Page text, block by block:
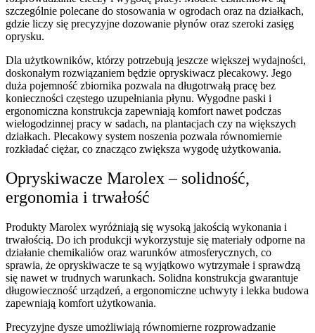
szczególnie polecane do stosowania w ogrodach oraz na działkach,
gdzie liczy się precyzyjne dozowanie płynów oraz szeroki zasięg
oprysku.
Dla użytkowników, którzy potrzebują jeszcze większej wydajności,
doskonałym rozwiązaniem będzie opryskiwacz plecakowy. Jego
duża pojemność zbiornika pozwala na długotrwałą pracę bez
konieczności częstego uzupełniania płynu. Wygodne paski i
ergonomiczna konstrukcja zapewniają komfort nawet podczas
wielogodzinnej pracy w sadach, na plantacjach czy na większych
działkach. Plecakowy system noszenia pozwala równomiernie
rozkładać ciężar, co znacząco zwiększa wygodę użytkowania.
Opryskiwacze Marolex – solidność,
ergonomia i trwałość
Produkty Marolex wyróżniają się wysoką jakością wykonania i
trwałością. Do ich produkcji wykorzystuje się materiały odporne na
działanie chemikaliów oraz warunków atmosferycznych, co
sprawia, że opryskiwacze te są wyjątkowo wytrzymałe i sprawdzą
się nawet w trudnych warunkach. Solidna konstrukcja gwarantuje
długowieczność urządzeń, a ergonomiczne uchwyty i lekka budowa
zapewniają komfort użytkowania.
Precyzyjne dysze umożliwiają równomierne rozprowadzanie